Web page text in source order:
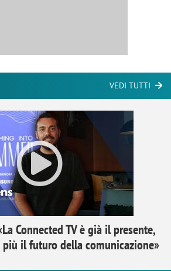
VEDI TUTTI
Connected TV è già il presente,
più il futuro della comunicazione»